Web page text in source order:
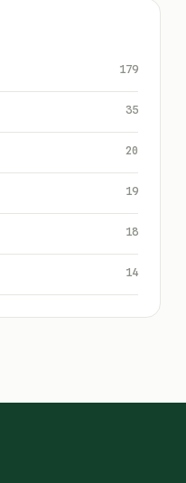
179
35
20
19
18
14